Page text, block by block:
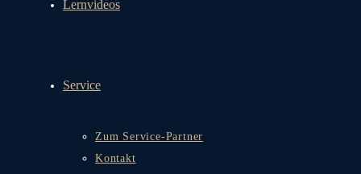
Lernvideos
Service
Zum Service-Partner
Kontakt